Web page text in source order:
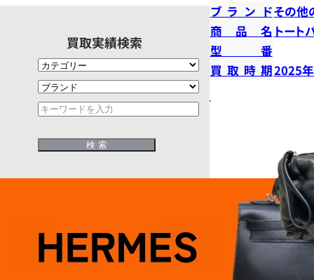
買取実績検索
ブランドその他
商品名 トート
型番
買取時期2025